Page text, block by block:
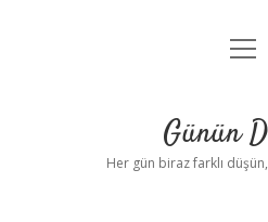
Anasayfa
Yasal
Günün
Her gün biraz farklı